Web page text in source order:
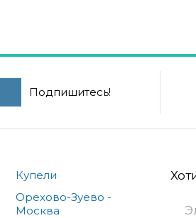
Подпишитесь!
Купели
Орехово-Зуево -
Москва